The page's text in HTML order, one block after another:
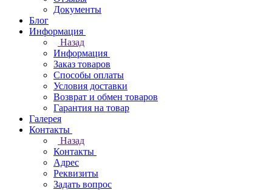
Документы
Блог
Информация
Назад
Информация
Заказ товаров
Способы оплаты
Условия доставки
Возврат и обмен товаров
Гарантия на товар
Галерея
Контакты
Назад
Контакты
Адрес
Реквизиты
Задать вопрос